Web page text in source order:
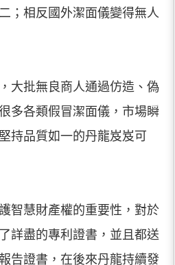
；相反國外潔面儀變得無人
大批無良商人通過仿造、偽
多各類假冒潔面儀，市場瞬
持品質如一的丹龍岌岌可
智慧財產權的重要性，對於
詳盡的專利證書，並且都送
告證書，在後來丹龍持續發